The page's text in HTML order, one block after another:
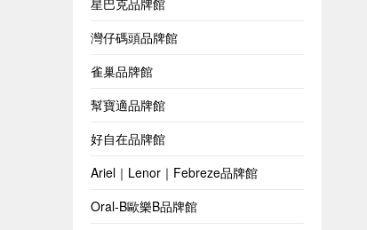
星巴克品牌館
灣仔碼頭品牌館
雀巢品牌館
幫寶適品牌館
好自在品牌館
Ariel｜Lenor｜Febreze品牌館
Oral-B歐樂B品牌館